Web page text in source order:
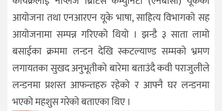
आयोजना तथा एनआरएन यूके भाषा, साहित्य विभागको सह
आयोजनामा सम्पन्न गरिएको थियो । झन्डै ३ साता लामो
बसाईका क्रममा लन्डन देखि स्कटल्याण्ड सम्मको भ्रमण
लगायतका सुखद अनुभूतीको बारेमा बताउंदै कवी पराजुलीले
लन्डनमा प्रशस्त आफन्तहरु रहेको र आफ्नै घर लन्डनमा
भएको महशुस गरेको बताएका थिए ।